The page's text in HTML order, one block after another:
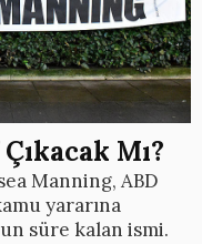
Mı?
Manning, ABD
yararına
süre kalan ismi.